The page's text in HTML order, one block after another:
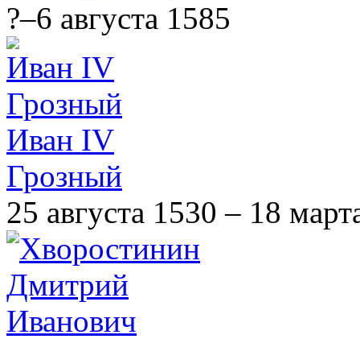
?–6 августа 1585
Иван IV
Грозный
25 августа 1530 – 18